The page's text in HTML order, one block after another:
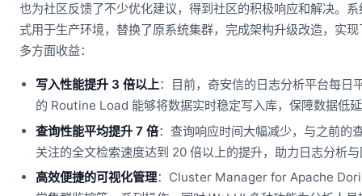
也为社区反馈了不少优化建议，得到社区的积极响应和解决。
式用于生产环境，替换了原系统集群，完成架构升级改造，实
多方面收益：
写入性能提升 3 倍以上：目前，奇安信的日志分析平台每
的 Routine Load 能够将数据实时稳定写入库，保障数据低
查询性能平均提升 7 倍：查询响应时间大幅减少，与之前的
关注的全文检索速度达到 20 倍以上的提升，助力日志分析
高效便捷的可视化管理：Cluster Manager for Apache